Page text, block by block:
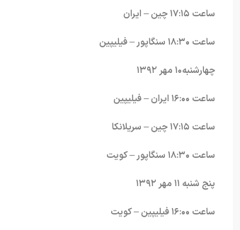
ساعت ١٧:١۵ چین – ایران
ساعت ١٨:٣۰ سنگاپور – فیلیپین
چهارشنبه١۰ مهر ١٣٩٢
ساعت ١۶:۰۰ ایران – فیلیپین
ساعت ١٧:١۵ چین – سریلانکا
ساعت ١٨:٣۰ سنگاپور – کویت
پنج شنبه ١١ مهر ١٣٩٢
ساعت ١۶:۰۰ فیلیپین – کویت